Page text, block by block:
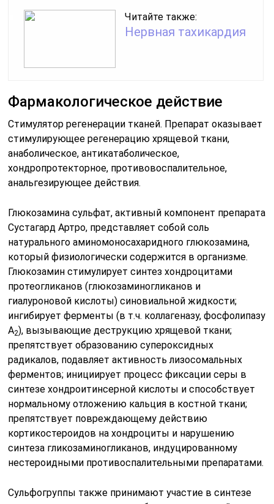
Читайте также:
Нервная тахикардия
Фармакологическое действие
Стимулятор регенерации тканей. Препарат оказывает
стимулирующее регенерацию хрящевой ткани,
анаболическое, антикатаболическое,
хондропротекторное, противовоспалительное,
анальгезирующее действия.
Глюкозамина сульфат, активный компонент препарата
Сустагард Артро, представляет собой соль
натурального аминомоносахаридного глюкозамина,
который физиологически содержится в организме.
Глюкозамин стимулирует синтез хондроцитами
протеогликанов (глюкозаминогликанов и
гиалуроновой кислоты) синовиальной жидкости;
ингибирует ферменты (в т.ч. коллагеназу, фосфолипазу
А2), вызывающие деструкцию хрящевой ткани;
препятствует образованию супероксидных
радикалов, подавляет активность лизосомальных
ферментов; инициирует процесс фиксации серы в
синтезе хондроитинсерной кислоты и способствует
нормальному отложению кальция в костной ткани;
препятствует повреждающему действию
кортикостероидов на хондроциты и нарушению
синтеза гликозаминогликанов, индуцированному
нестероидными противоспалительными препаратами.
Сульфогруппы также принимают участие в синтезе